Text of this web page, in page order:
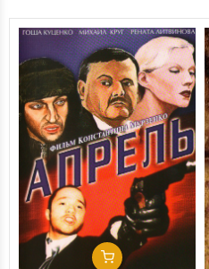
Добавить В Корзину